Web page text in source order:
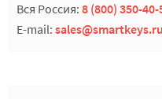
Вся Россия: 8 (800) 350-40-
E-mail: sales@smartkeys.ru